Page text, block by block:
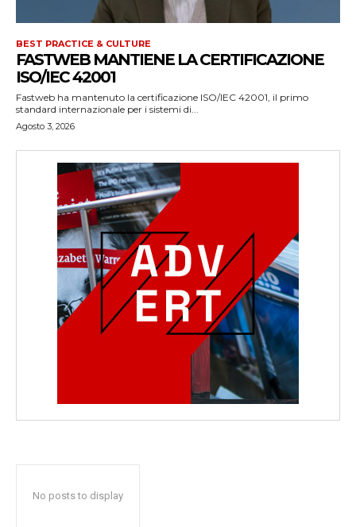
BEST PRACTICE & CULTURE
FASTWEB MANTIENE LA CERTIFICAZIONE
ISO/IEC 42001
Fastweb ha mantenuto la certificazione ISO/IEC 42001, il primo
standard internazionale per i sistemi di...
Agosto 3, 2026
No posts to display